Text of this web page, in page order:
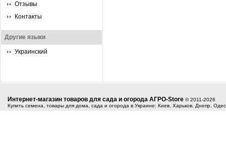
Отзывы
Контакты
Другие языки
Украинский
Интернет-магазин товаров для сада и огорода АГРО-Store © 2011-2026
Купить семена, товары для дома, сада и огорода в Украине: Киев, Харьков, Днепр,